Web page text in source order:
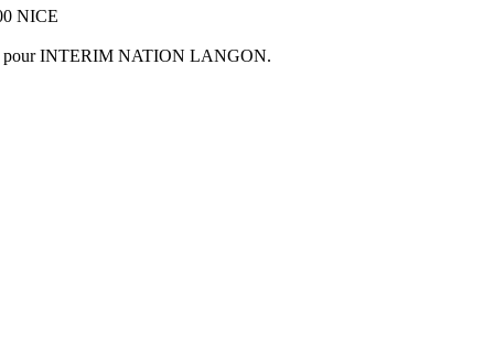
NICE
pour INTERIM NATION LANGON.